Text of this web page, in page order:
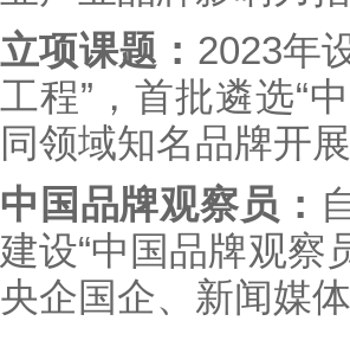
立项课题： 2023年
工程”，首批遴选“
同领域知名品牌开
中国品牌观察员：
建设“中国品牌观察
央企国企、新闻媒